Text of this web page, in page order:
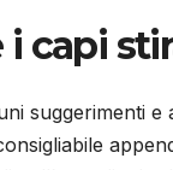
capi
suggerimenti